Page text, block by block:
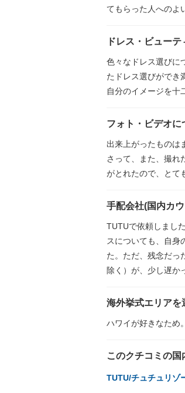
てもらった人へのよ
ドレス・ビュー
色々なドレス選びに
たドレス選びができ
自分のイメージを十
フォト・ビデオに
出来上がったものは
さって、また、撮れ
がとれたので、とて
手配会社(国内カ
TUTUで依頼しまし
スについても、自身
た。ただ、残念だっ
除く）が、少し遅か
海外挙式エリアを
ハワイが好きなため。
このクチコミの国
TUTU/チュチュリゾ